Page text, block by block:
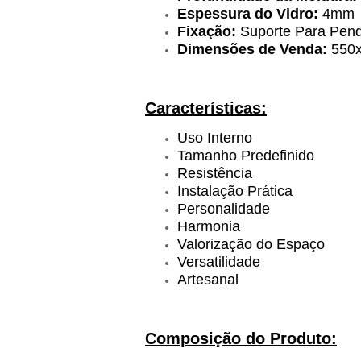
Espessura do Vidro: 4mm
Fixação: Suporte Para
Dimensões de Venda:
Características:
Uso Interno
Tamanho Predefinido
Resistência
Instalação Prática
Personalidade
Harmonia
Valorização do Espaço
Versatilidade
Artesanal
Composição do Produto: